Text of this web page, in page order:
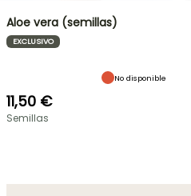
Aloe vera (semillas)
EXCLUSIVO
No disponible
11,50 €
Semillas